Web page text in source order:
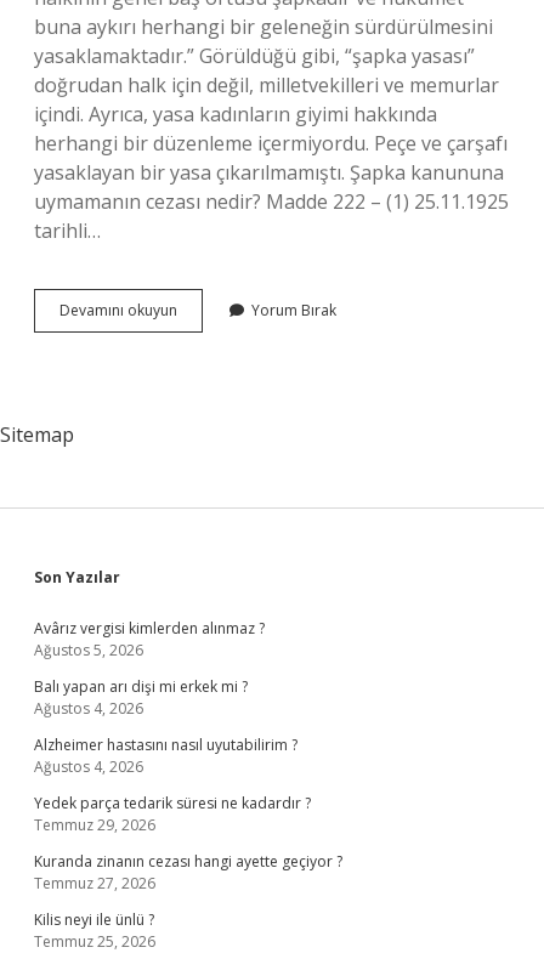
buna aykırı herhangi bir geleneğin sürdürülmesini
yasaklamaktadır.” Görüldüğü gibi, “şapka yasası”
doğrudan halk için değil, milletvekilleri ve memurlar
içindi. Ayrıca, yasa kadınların giyimi hakkında
herhangi bir düzenleme içermiyordu. Peçe ve çarşafı
yasaklayan bir yasa çıkarılmamıştı. Şapka kanununa
uymamanın cezası nedir? Madde 222 – (1) 25.11.1925
tarihli…
Devamını okuyun
Kanunu
Yorum Bırak
Sitemap
Sidebar
Son Yazılar
Avârız vergisi kimlerden alınmaz ?
Ağustos 5, 2026
Balı yapan arı dişi mi erkek mi ?
Ağustos 4, 2026
Alzheimer hastasını nasıl uyutabilirim ?
Ağustos 4, 2026
Yedek parça tedarik süresi ne kadardır ?
Temmuz 29, 2026
Kuranda zinanın cezası hangi ayette geçiyor ?
Temmuz 27, 2026
Kilis neyi ile ünlü ?
Temmuz 25, 2026